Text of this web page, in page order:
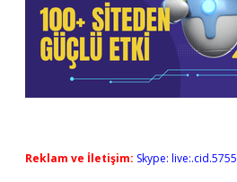
Reklam ve İletişim: Skype: